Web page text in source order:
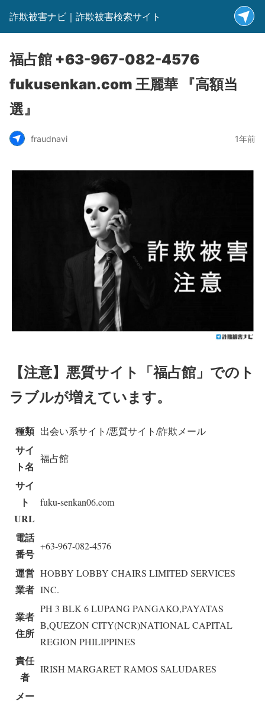
詐欺被害ナビ｜詐欺被害検索サイト
福占館 +63-967-082-4576
fukusenkan.com 王麗華 『高額当
選』
fraudnavi 1年前
【注意】 悪質サイト「福占館」でのト
ラブルが増えています。
種類 出会い系サイト/悪質サイト/詐欺メール
サイ
ト名
福占館
サイ
ト
URL
fuku-senkan06.com
電話
番号
+63-967-082-4576
運営
業者
HOBBY LOBBY CHAIRS LIMITED SERVICES
INC.
業者
住所
PH 3 BLK 6 LUPANG PANGAKO,PAYATAS
B,QUEZON CITY(NCR)NATIONAL CAPITAL
REGION PHILIPPINES
責任
者
IRISH MARGARET RAMOS SALUDARES
メー